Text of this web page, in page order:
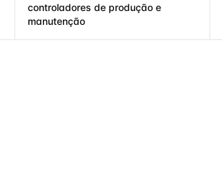
controladores de produção e
manutenção